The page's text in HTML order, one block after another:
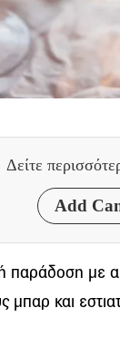
Δείτε
Add
παράδοση με
μπαρ και